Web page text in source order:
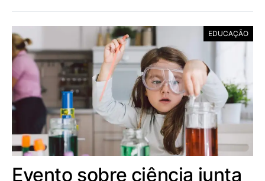
EDUCAÇÃO
Evento sobre ciência junta